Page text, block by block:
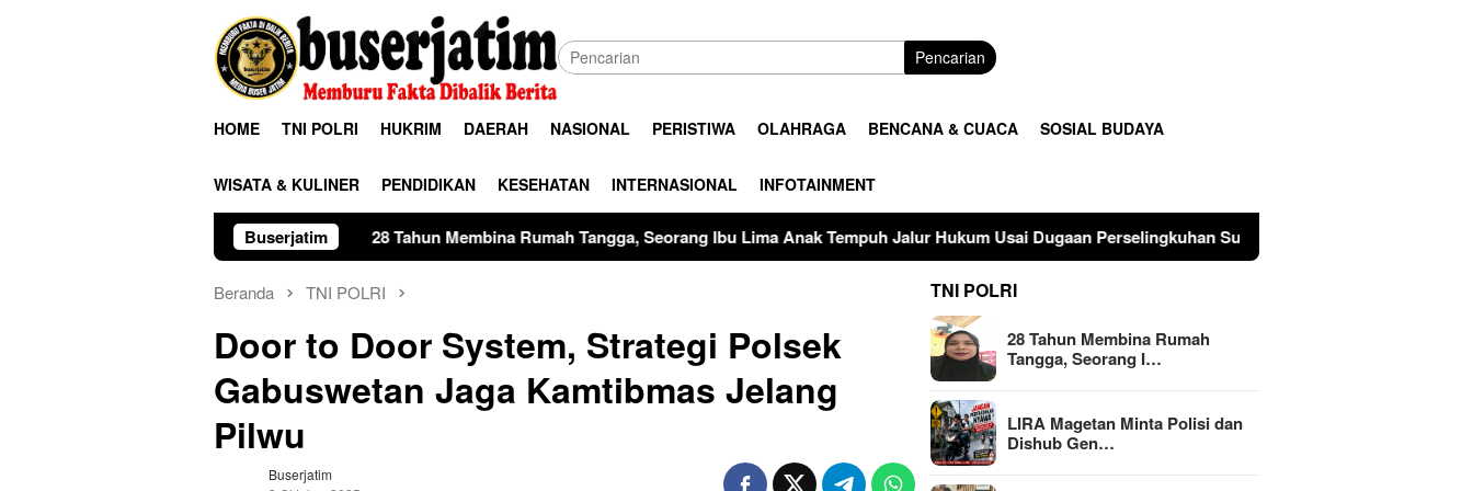
Pencarian
HOME TNI POLRI HUKRIM DAERAH NASIONAL PERISTIWA OLAHRAGA BENCANA & CUACA SOSIAL BUDAYA
WISATA & KULINER PENDIDIKAN KESEHATAN INTERNASIONAL INFOTAINMENT
Buserjatim
28 Tahun Membina Rumah Tangga, Seorang Ibu Lima Anak Tempuh Jalur Hukum Usai Dugaan Perselingkuhan Suami di Sulawesi Tengah
Beranda TNI POLRI
Door to Door System, Strategi Polsek
Gabuswetan Jaga Kamtibmas Jelang
Pilwu
Buserjatim
TNI POLRI
28 Tahun Membina Rumah
Tangga, Seorang I…
LIRA Magetan Minta Polisi dan
Dishub Gen…